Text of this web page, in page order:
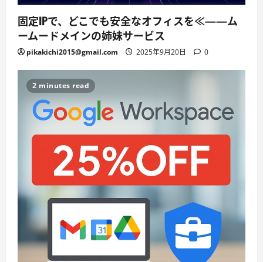
固定IPで、どこでも安全なオフィスを≪——ム
ームードメインの姉妹サービス
pikakichi2015@gmail.com 2025年9月20日 0
2 minutes read